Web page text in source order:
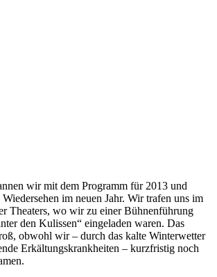
wir mit dem Programm für 2013 und
im neuen Jahr. Wir trafen uns im
Theaters, wo wir zu einer Bühnenführung
den Kulissen“ eingeladen waren. Das
obwohl wir – durch das kalte Winterwetter
Erkältungskrankheiten – kurzfristig noch